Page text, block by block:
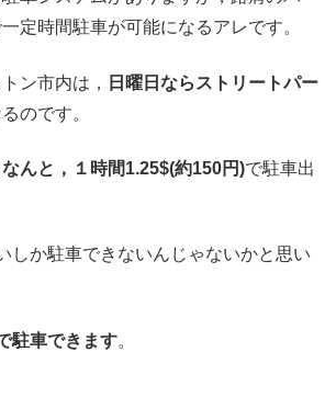
定時間駐車が可能になるアレです。
ン市内は，
日曜日ならストリートパー
のです。
んと，１時間1.25$(約150円)で駐車出
しか駐車できないんじゃないかと思い
駐車できます。